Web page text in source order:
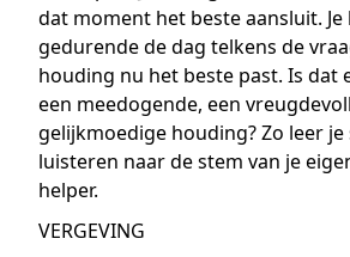
dat moment het beste aansluit.
gedurende de dag telkens de
houding nu het beste past. Is dat
een meedogende, een
gelijkmoedige houding? Zo leer
luisteren naar de stem van je
helper.
VERGEVING